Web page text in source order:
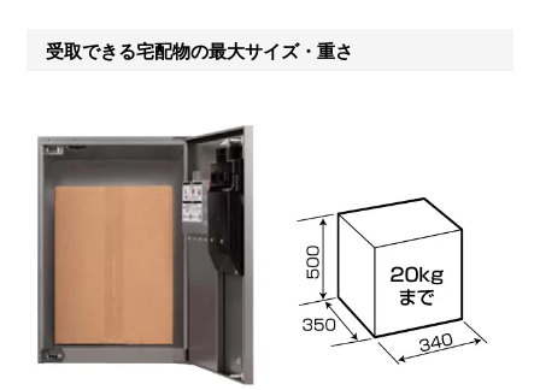
受取できる宅配物の最大サイズ・重さ